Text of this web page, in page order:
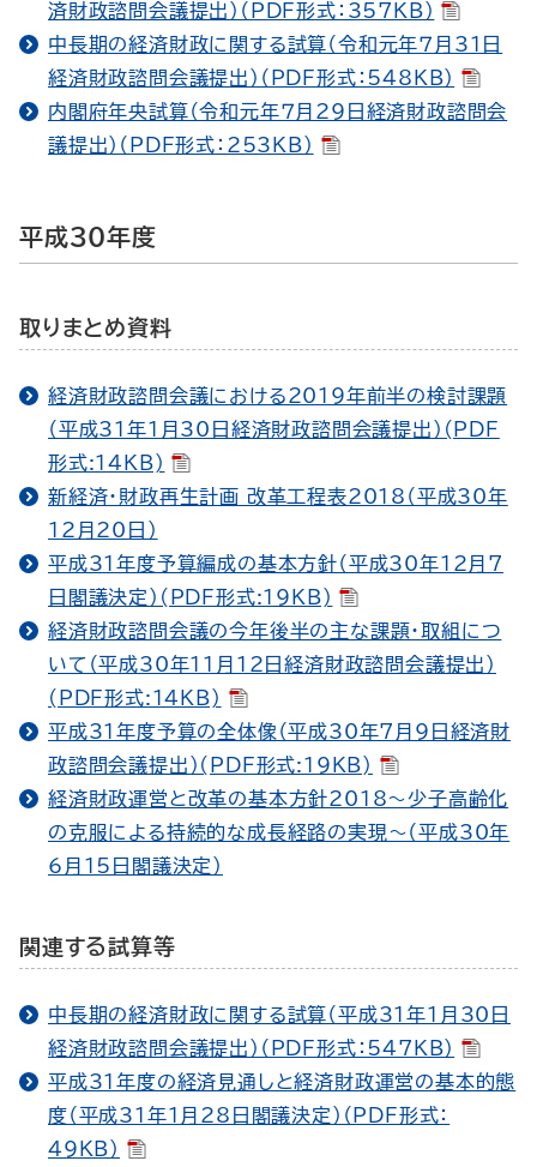
済財政諮問会議提出）（PDF形式：357KB）
中長期の経済財政に関する試算（令和元年７月31日
経済財政諮問会議提出）（PDF形式：548KB）
内閣府年央試算（令和元年７月29日経済財政諮問会
議提出）（PDF形式：253KB）
平成30年度
取りまとめ資料
経済財政諮問会議における2019年前半の検討課題
（平成31年1月30日経済財政諮問会議提出）(PDF
形式:14KB)
新経済・財政再生計画 改革工程表2018（平成30年
12月20日）
平成31年度予算編成の基本方針（平成30年12月7
日閣議決定）(PDF形式:19KB)
経済財政諮問会議の今年後半の主な課題・取組につ
いて（平成30年11月12日経済財政諮問会議提出）
(PDF形式:14KB)
平成31年度予算の全体像（平成30年7月9日経済財
政諮問会議提出）(PDF形式:19KB)
経済財政運営と改革の基本方針2018～少子高齢化
の克服による持続的な成長経路の実現～（平成30年
6月15日閣議決定）
関連する試算等
中長期の経済財政に関する試算（平成31年1月30日
経済財政諮問会議提出）（PDF形式：547KB）
平成31年度の経済見通しと経済財政運営の基本的態
度（平成31年1月28日閣議決定）（PDF形式：
49KB）